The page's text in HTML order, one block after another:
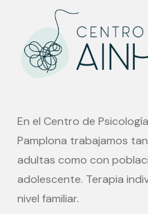
En el Centro de
Pamplona trabajamos
adultas como con
adolescente. Terapia
nivel familiar.